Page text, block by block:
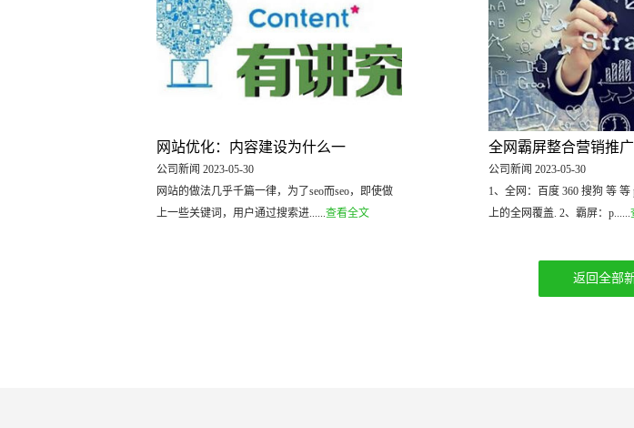
网站优化：内容建设为什么一
公司新闻 2023-05-30
网站的做法几乎千篇一律，为了seo而seo，即使做
上一些关键词，用户通过搜索进......查看全文
全网霸屏整合营销推广
公司新闻 2023-05-30
1、全网：百度 360 搜狗 等
上的全网覆盖. 2、霸屏：p......
返回全部